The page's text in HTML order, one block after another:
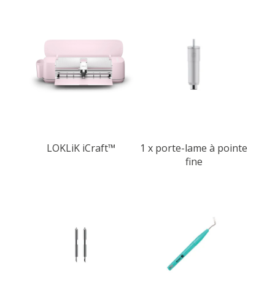
LOKLiK iCraft™
1 x porte-lame à pointe
fine